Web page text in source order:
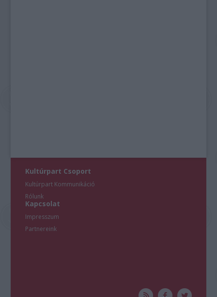
Kultúrpart Csoport
Kultúrpart Kommunikáció
Rólunk
Kapcsolat
Impresszum
Partnereink